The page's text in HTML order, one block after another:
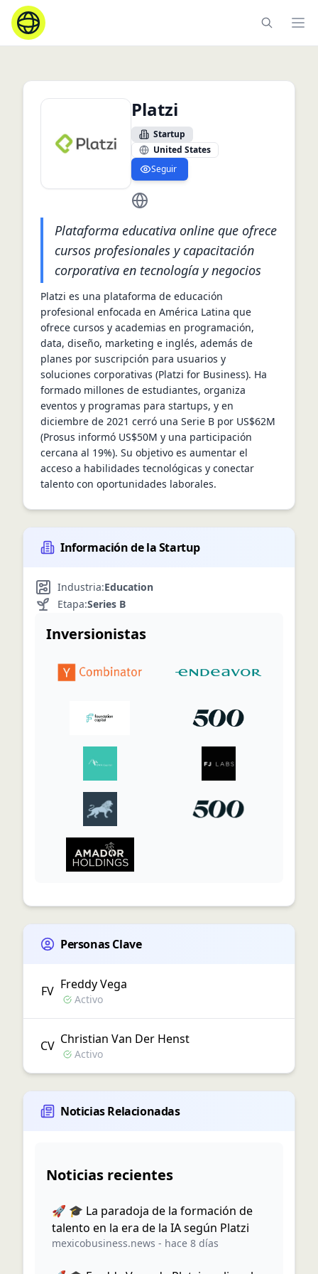
Platzi
Startup
United States
Seguir
https://platzi.com/
Plataforma educativa online que ofrece
cursos profesionales y capacitación
corporativa en tecnología y negocios
Platzi es una plataforma de educación
profesional enfocada en América Latina que
ofrece cursos y academias en programación,
data, diseño, marketing e inglés, además de
planes por suscripción para usuarios y
soluciones corporativas (Platzi for Business). Ha
formado millones de estudiantes, organiza
eventos y programas para startups, y en
diciembre de 2021 cerró una Serie B por US$62M
(Prosus informó US$50M y una participación
cercana al 19%). Su objetivo es aumentar el
acceso a habilidades tecnológicas y conectar
talento con oportunidades laborales.
Información de la Startup
Industria:Education
Etapa:Series B
Inversionistas
Personas Clave
FV FreddyVega
Activo
CV Christian Van Der Henst
Activo
Noticias Relacionadas
Noticias recientes
🚀 🎓 La paradoja de la formación de
talento en la era de la IA según Platzi
mexicobusiness.news - hace 8 días